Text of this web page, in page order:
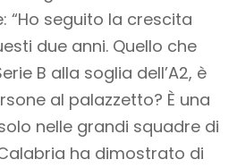
“Ho seguito la crescita
due anni. Quello che
B alla soglia dell’A2, è
al palazzetto? È una
nelle grandi squadre di
ha dimostrato di